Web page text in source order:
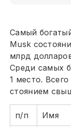
Самый
Musk
млрд
Среди самых
1 место.
стоянием
п/п Имя